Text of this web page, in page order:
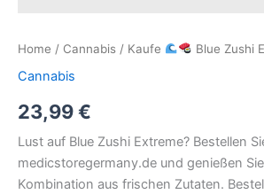
Home / Cannabis / Kaufe Blue Zushi
Cannabis
23,99€
Lust auf Blue Zushi Extreme? Bestellen
medicstoregermany.de und genießen
Kombination aus frischen Zutaten.